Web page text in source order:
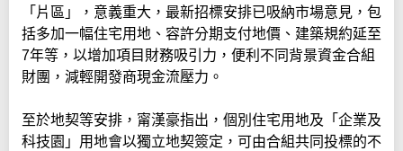
「片區」，意義重大，最新招標安排已吸納市場意見，包
括多加一幅住宅用地、容許分期支付地價、建築規約延至
7年等，以增加項目財務吸引力，便利不同背景資金合組
財團，減輕開發商現金流壓力。
至於地契等安排，甯漢豪指出，個別住宅用地及「企業及
科技園」用地會以獨立地契簽定，可由合組共同投標的不